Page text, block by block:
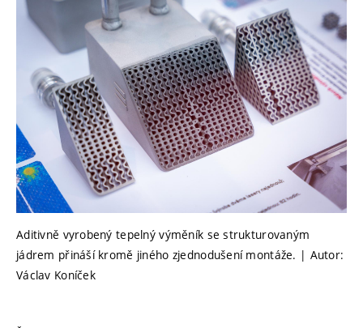
Aditivně vyrobený tepelný výměník se strukturovaným
jádrem přináší kromě jiného zjednodušení montáže. | Autor:
Václav Koníček